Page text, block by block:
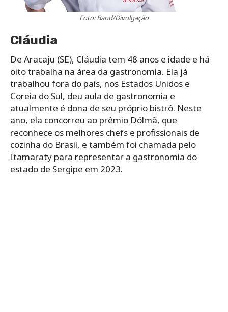
Foto: Band/Divulgação
Cláudia
De Aracaju (SE), Cláudia tem 48 anos e idade e há
oito trabalha na área da gastronomia. Ela já
trabalhou fora do país, nos Estados Unidos e
Coreia do Sul, deu aula de gastronomia e
atualmente é dona de seu próprio bistrô. Neste
ano, ela concorreu ao prêmio Dólmã, que
reconhece os melhores chefs e profissionais de
cozinha do Brasil, e também foi chamada pelo
Itamaraty para representar a gastronomia do
estado de Sergipe em 2023.